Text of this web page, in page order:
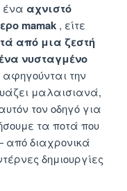
ένα αχνιστό
mamak , είτε
από μια ζεστή
νυσταγμένο
την
μαλαισιανά,
τον οδηγό για
τα ποτά που
από διαχρονικά
δημιουργίες